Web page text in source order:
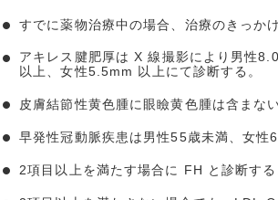
すでに薬物治療中の場合、治療のきっか
アキレス腱肥厚は X 線撮影により男性
以上、女性5.5mm 以上にて診断する。
皮膚結節性黄色腫に眼瞼黄色腫は含まない
早発性冠動脈疾患は男性55歳未満、女性
2項目以上を満たす場合に FH と診断する